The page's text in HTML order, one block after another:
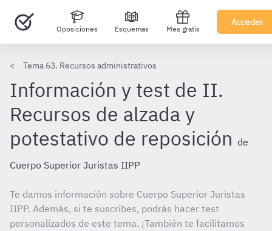
Oposiciones Esquemas Mes gratis
Acceder
Tema 63. Recursos administrativos
Información y test de II.
Recursos de alzada y
potestativo de reposición de
Cuerpo Superior Juristas IIPP
Te damos información sobre Cuerpo Superior Juristas
IIPP. Además, si te suscribes, podrás hacer test
personalizados de este tema. ¡También te facilitamos